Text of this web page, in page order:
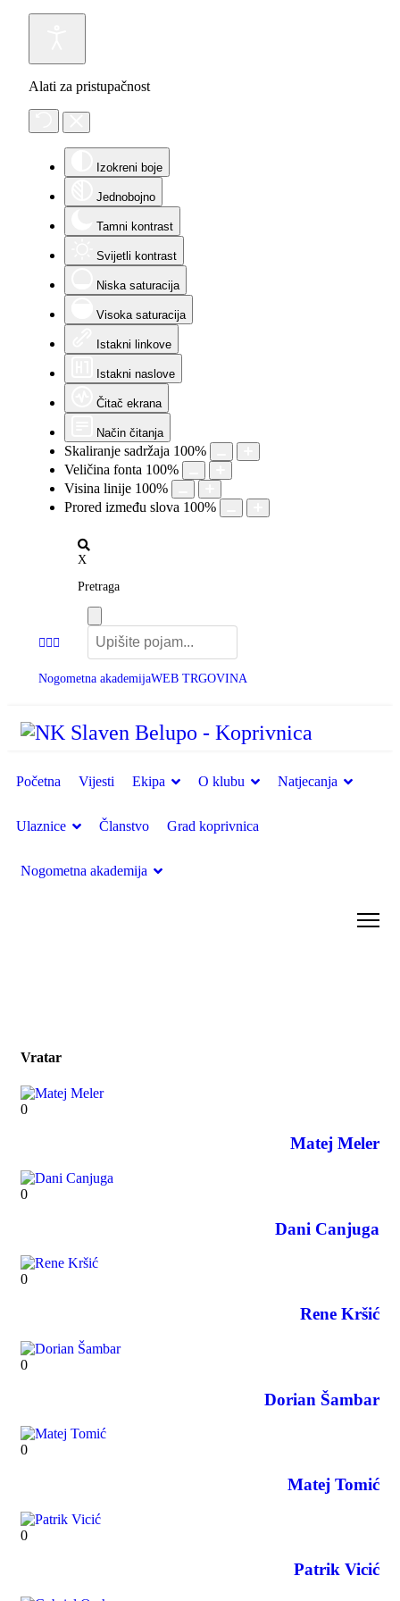
Alati za pristupačnost
Izokreni boje
Jednobojno
Tamni kontrast
Svijetli kontrast
Niska saturacija
Visoka saturacija
Istakni linkove
Istakni naslove
Čitač ekrana
Način čitanja
Skaliranje sadržaja 100%
Veličina fonta 100%
Visina linije 100%
Prored između slova 100%
X
Pretraga
Nogometna akademijaWEB TRGOVINA
Početna Vijesti Ekipa O klubu Natjecanja
Ulaznice Članstvo Grad koprivnica
Nogometna akademija
Vratar
0
Matej Meler
0
Dani Canjuga
0
Rene Kršić
0
Dorian Šambar
0
Matej Tomić
0
Patrik Vicić